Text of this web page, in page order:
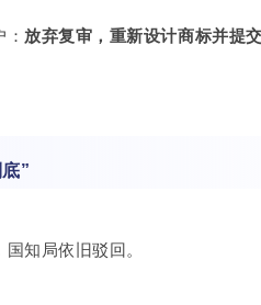
：放弃复审，重新设计商标并提交
”
知局依旧驳回。